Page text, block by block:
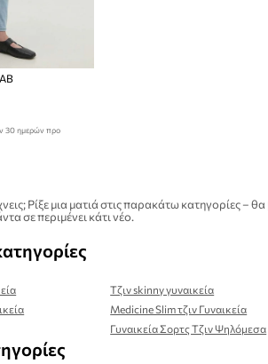
30 ημερών προ
Ρίξε μια ματιά στις παρακάτω κατηγορίες –
σε περιμένει κάτι νέο.
Τζιν skinny γυναικεία
Medicine Slim τζιν Γυναικεία
Γυναικεία Σορτς Τζιν Ψηλόμεσα